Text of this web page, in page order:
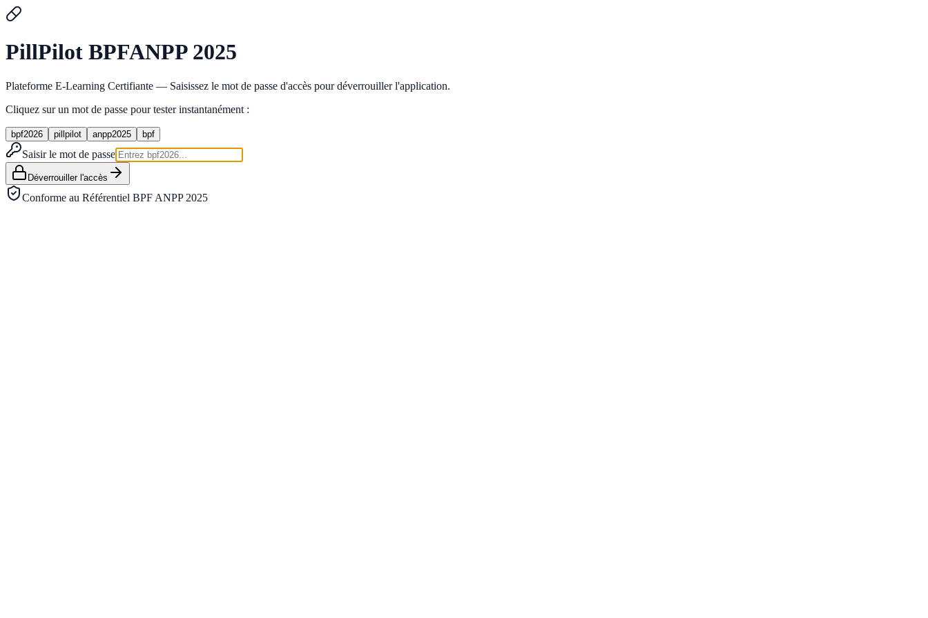
PillPilot BPFANPP 2025
Plateforme E-Learning Certifiante — Saisissez le mot de passe d'accès pour déverrouiller l'application.
Cliquez sur un mot de passe pour tester instantanément :
bpf2026 pillpilot anpp2025 bpf
Saisir le mot de passe
Déverrouiller l'accès
Conforme au Référentiel BPF ANPP 2025